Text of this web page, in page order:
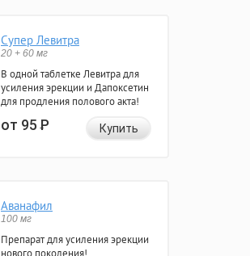
Супер Левитра
20 + 60 мг
В одной таблетке Левитра для
усиления эрекции и Дапоксетин
для продления полового акта!
от 95Р Купить
Аванафил
100 мг
Препарат для усиления эрекции